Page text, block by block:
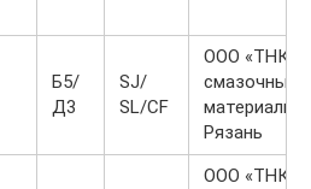
Б5/
Д3
SJ/
SL/CF
ООО «ТНК
смазочные
материалы»,
Рязань
ООО «ТНК